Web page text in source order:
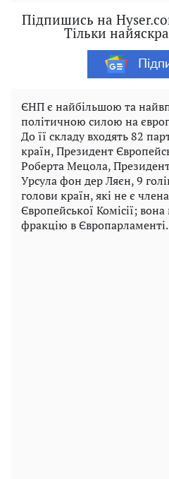
Підпишись на
Тільки
ЄНП є найбільшою та
політичною силою на
До її складу входять 82
країн, Президент
Роберта Мецола,
Урсула фон дер Ляєн, 9
голови країн, які не є
Європейської Комісії;
фракцію в Європарламенті.